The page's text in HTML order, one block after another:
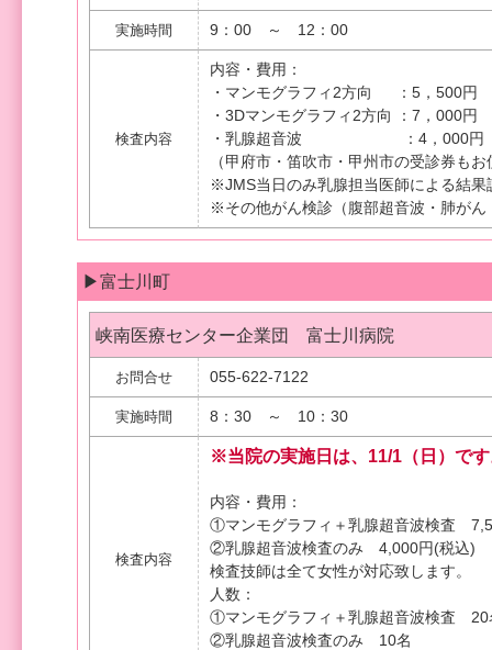
実施時間 9：00 ～ 12：00
検査内容
内容・費用：
・マンモグラフィ2方向 ：5，500円
・3Dマンモグラフィ2方向 ：7，000円
・乳腺超音波 ：4，000円
（甲府市・笛吹市・甲州市の受診券も
※JMS当日のみ乳腺担当医師による結果
※その他がん検診（腹部超音波・肺が
▶富士川町
峡南医療センター企業団 富士川病院
お問合せ 055-622-7122
実施時間 8：30 ～ 10：30
検査内容
※当院の実施日は、11/1（日）で
内容・費用：
①マンモグラフィ＋乳腺超音波検査
②乳腺超音波検査のみ 4,000円(税込)
検査技師は全て女性が対応致します。
人数：
①マンモグラフィ＋乳腺超音波検査 20
②乳腺超音波検査のみ 10名